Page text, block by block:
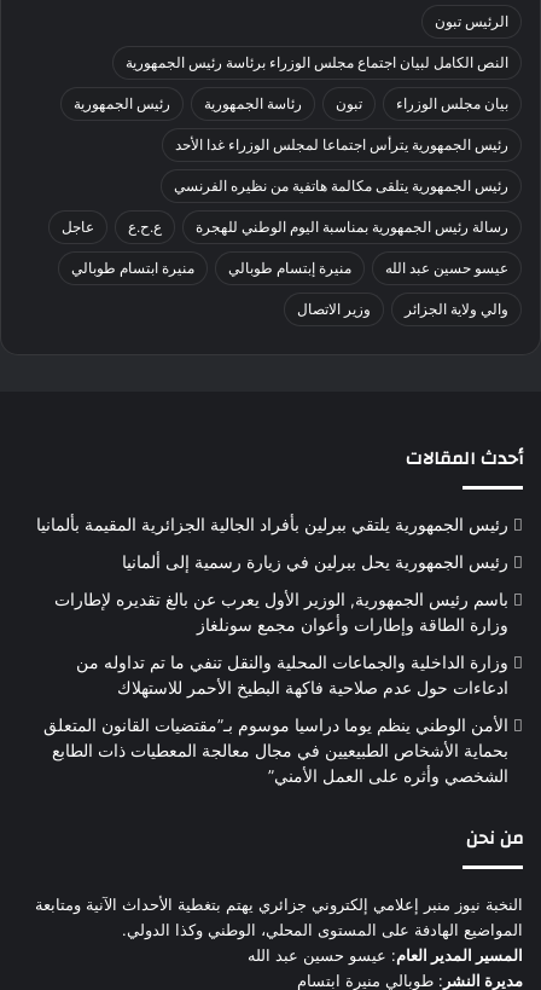
الرئيس تبون
النص الكامل لبيان اجتماع مجلس الوزراء برئاسة رئيس الجمهورية
بيان مجلس الوزراء تبون رئاسة الجمهورية رئيس الجمهورية
رئيس الجمهورية يترأس اجتماعا لمجلس الوزراء غدا الأحد
رئيس الجمهورية يتلقى مكالمة هاتفية من نظيره الفرنسي
رسالة رئيس الجمهورية بمناسبة اليوم الوطني للهجرة ع.ح.ع عاجل
عيسو حسين عبد الله منيرة إبتسام طوبالي منيرة ابتسام طوبالي
والي ولاية الجزائر وزير الاتصال
أحدث المقالات
رئيس الجمهورية يلتقي ببرلين بأفراد الجالية الجزائرية المقيمة بألمانيا
رئيس الجمهورية يحل ببرلين في زيارة رسمية إلى ألمانيا
باسم رئيس الجمهورية, الوزير الأول يعرب عن بالغ تقديره لإطارات
وزارة الطاقة وإطارات وأعوان مجمع سونلغاز
وزارة الداخلية والجماعات المحلية والنقل تنفي ما تم تداوله من
ادعاءات حول عدم صلاحية فاكهة البطيخ الأحمر للاستهلاك
الأمن الوطني ينظم يوما دراسيا موسوم بـ”مقتضيات القانون المتعلق
بحماية الأشخاص الطبيعيين في مجال معالجة المعطيات ذات الطابع
الشخصي وأثره على العمل الأمني”
من نحن
النخبة نيوز منبر إعلامي إلكتروني جزائري يهتم بتغطية الأحداث الآنية ومتابعة
المواضيع الهادفة على المستوى المحلي، الوطني وكذا الدولي.
المسير المدير العام: عيسو حسين عبد الله
مديرة النشر : طوبالي منيرة ابتسام